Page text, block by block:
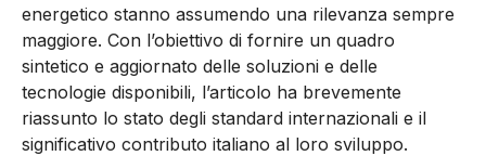
energetico stanno assumendo una rilevanza sempre
maggiore. Con l’obiettivo di fornire un quadro
sintetico e aggiornato delle soluzioni e delle
tecnologie disponibili, l’articolo ha brevemente
riassunto lo stato degli standard internazionali e il
significativo contributo italiano al loro sviluppo.